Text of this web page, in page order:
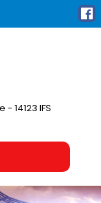
14123 IFS